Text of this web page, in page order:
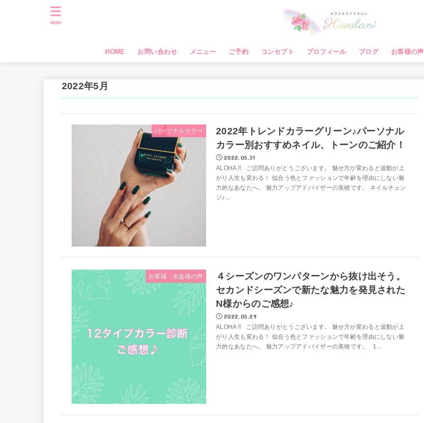
HOME お問い合わせ メニュー ご予約 コンセプト プロフィール ブログ お客様の声
MENU
2022年5月
パーソナルカラー
2022年トレンドカラーグリーン♪パーソナル
カラー別おすすめネイル、トーンのご紹介！
2022.05.31
ALOHA !! ご訪問ありがとうございます。 魅せ方が変わると波動が上
がり人生も変わる！ 似合う色とファッションで年齢を理由にしない魅
力的なあなたへ。 魅力アップアドバイザーの美穂です。 ネイルチェン
ジ♪...
お客様・生徒様の声
４シーズンのワンパターンから抜け出そう。
セカンドシーズンで新たな魅力を発見された
N様からのご感想♪
2022.05.29
ALOHA !! ご訪問ありがとうございます。 魅せ方が変わると波動が上
がり人生も変わる！ 似合う色とファッションで年齢を理由にしない魅
力的なあなたへ。 魅力アップアドバイザーの美穂です。 1...